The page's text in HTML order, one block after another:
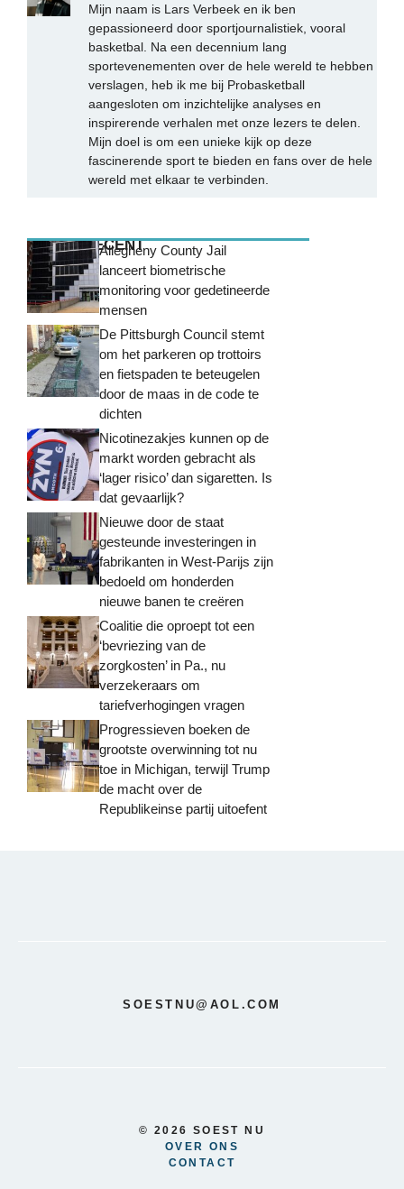
Mijn naam is Lars Verbeek en ik ben
gepassioneerd door sportjournalistiek, vooral
basketbal. Na een decennium lang
sportevenementen over de hele wereld te hebben
verslagen, heb ik me bij Probasketball
aangesloten om inzichtelijke analyses en
inspirerende verhalen met onze lezers te delen.
Mijn doel is om een unieke kijk op deze
fascinerende sport te bieden en fans over de hele
wereld met elkaar te verbinden.
MEEST RECENTAllegheny County Jail
lanceert biometrische
monitoring voor gedetineerde
mensen
De Pittsburgh Council stemt
om het parkeren op trottoirs
en fietspaden te beteugelen
door de maas in de code te
dichten
Nicotinezakjes kunnen op de
markt worden gebracht als
‘lager risico’ dan sigaretten. Is
dat gevaarlijk?
Nieuwe door de staat
gesteunde investeringen in
fabrikanten in West-Parijs zijn
bedoeld om honderden
nieuwe banen te creëren
Coalitie die oproept tot een
‘bevriezing van de
zorgkosten’ in Pa., nu
verzekeraars om
tariefverhogingen vragen
Progressieven boeken de
grootste overwinning tot nu
toe in Michigan, terwijl Trump
de macht over de
Republikeinse partij uitoefent
SOESTNU@AOL.COM
© 2026 SOEST NU
OVER ONS
CONTACT